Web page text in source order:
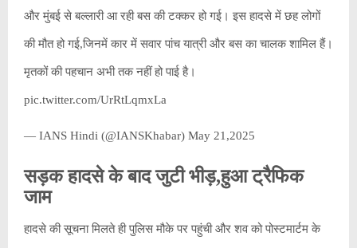
और मुंबई से बल्लारी आ रही बस की टक्कर हो गई। इस हादसे में छह लोगों
की मौत हो गई,जिनमें कार में सवार पांच यात्री और बस का चालक शामिल हैं।
मृतकों की पहचान अभी तक नहीं हो पाई है।
pic.twitter.com/UrRtLqmxLa
— IANS Hindi (@IANSKhabar) May 21,2025
सड़क हादसे के बाद जुटी भीड़,हुआ ट्रैफिक
जाम
हादसे की सूचना मिलते ही पुलिस मौके पर पहुंची और शव को पोस्टमार्टम के